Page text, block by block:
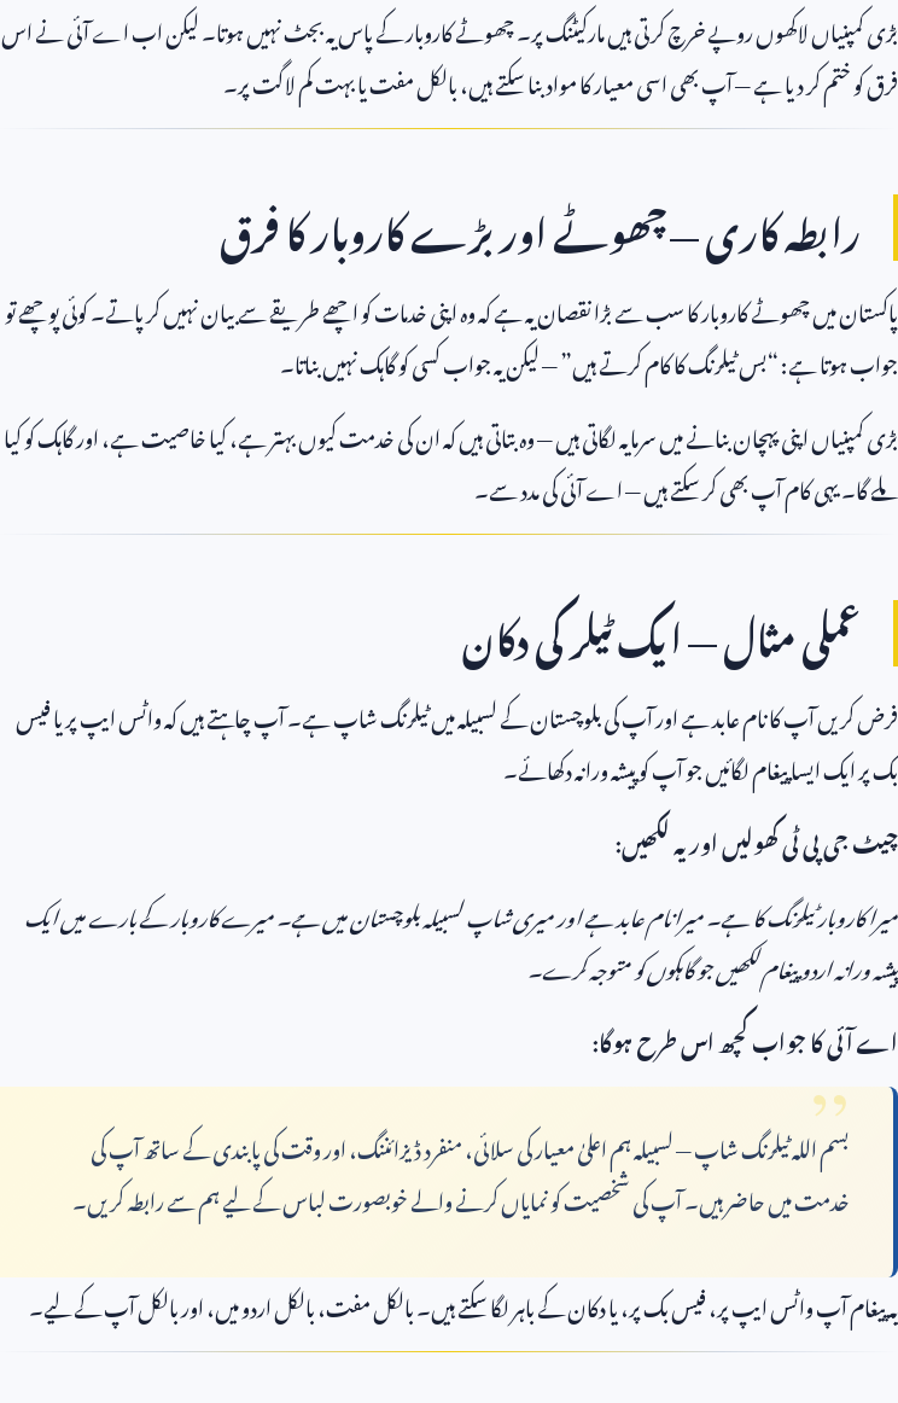
بڑی کمپنیاں لاکھوں روپے خرچ کرتی ہیں مارکیٹنگ پر۔ چھوٹے کاروبار کے پاس یہ بجٹ نہیں ہوتا۔ لیکن اب اے آئی نے اس
فرق کو ختم کر دیا ہے — آپ بھی اسی معیار کا مواد بنا سکتے ہیں، بالکل مفت یا بہت کم لاگت پر۔
رابطہ کاری — چھوٹے اور بڑے کاروبار کا فرق
پاکستان میں چھوٹے کاروبار کا سب سے بڑا نقصان یہ ہے کہ وہ اپنی خدمات کو اچھے طریقے سے بیان نہیں کر پاتے۔ کوئی پوچھے تو
جواب ہوتا ہے: “بس ٹیلرنگ کا کام کرتے ہیں” — لیکن یہ جواب کسی کو گاہک نہیں بناتا۔
بڑی کمپنیاں اپنی پہچان بنانے میں سرمایہ لگاتی ہیں — وہ بتاتی ہیں کہ ان کی خدمت کیوں بہتر ہے، کیا خاصیت ہے، اور گاہک کو کیا
ملے گا۔ یہی کام آپ بھی کر سکتے ہیں — اے آئی کی مدد سے۔
عملی مثال — ایک ٹیلر کی دکان
فرض کریں آپ کا نام عابد ہے اور آپ کی بلوچستان کے لسبیلہ میں ٹیلرنگ شاپ ہے۔ آپ چاہتے ہیں کہ واٹس ایپ پر یا فیس
بک پر ایک ایسا پیغام لگائیں جو آپ کو پیشہ ورانہ دکھائے۔
چیٹ جی پی ٹی کھولیں اور یہ لکھیں:
میرا کاروبار ٹیلرنگ کا ہے۔ میرا نام عابد ہے اور میری شاپ لسبیلہ بلوچستان میں ہے۔ میرے کاروبار کے بارے میں ایک
پیشہ ورانہ اردو پیغام لکھیں جو گاہکوں کو متوجہ کرے۔
اے آئی کا جواب کچھ اس طرح ہوگا:
بسم اللہ ٹیلرنگ شاپ — لسبیلہ ہم اعلیٰ معیار کی سلائی، منفرد ڈیزائننگ، اور وقت کی پابندی کے ساتھ آپ کی
خدمت میں حاضر ہیں۔ آپ کی شخصیت کو نمایاں کرنے والے خوبصورت لباس کے لیے ہم سے رابطہ کریں۔
یہ پیغام آپ واٹس ایپ پر، فیس بک پر، یا دکان کے باہر لگا سکتے ہیں۔ بالکل مفت، بالکل اردو میں، اور بالکل آپ کے لیے۔